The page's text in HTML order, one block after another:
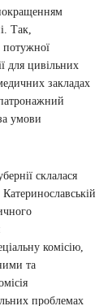
Так,
потужної
для цивільних
закладах
умови
склалася
комісію,
та
проблемах